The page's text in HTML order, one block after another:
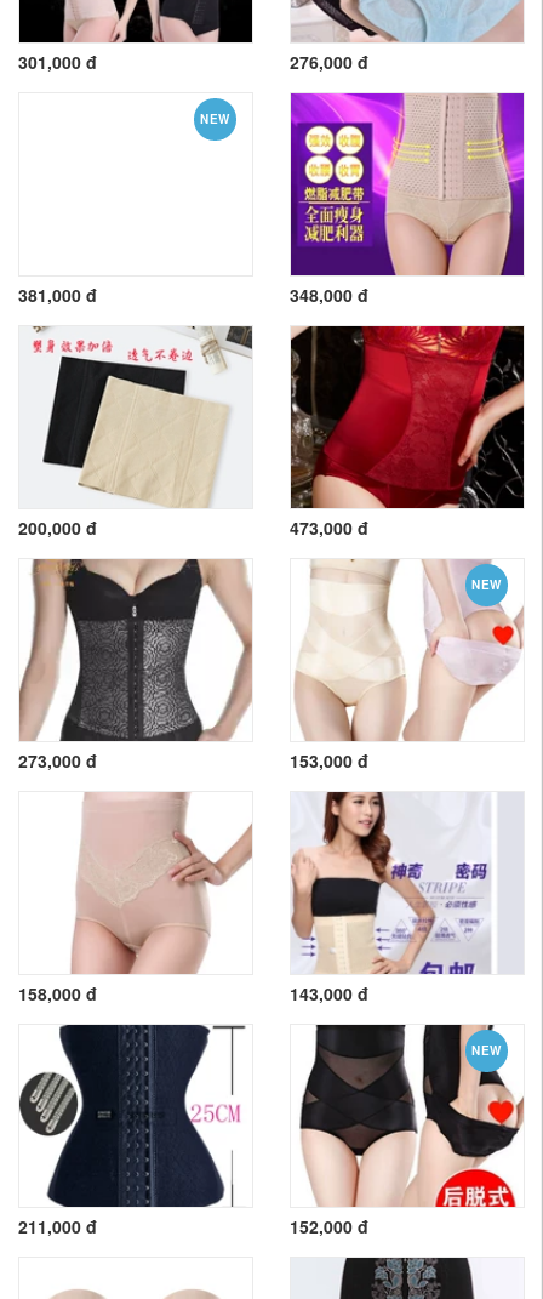
301,000 đ 276,000 đ
NEW
381,000 đ 348,000 đ
200,000 đ 473,000 đ
273,000 đ
NEW
153,000 đ
158,000 đ 143,000 đ
211,000 đ
NEW
152,000 đ